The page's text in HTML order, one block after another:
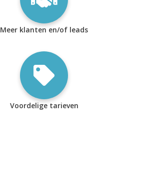
Meer klanten en/of leads
Voordelige tarieven